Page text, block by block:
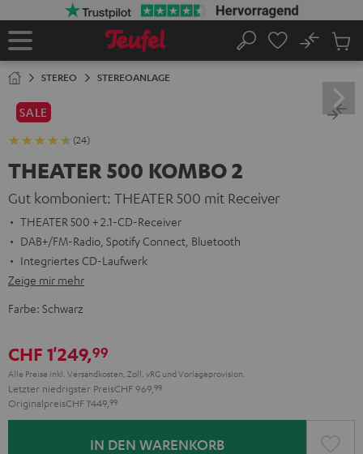
Startseite
Suche
No
STEREO STEREOANLAGE
SALE
(24)
THEATER 500 KOMBO 2
Gut komboniert: THEATER 500 mit Receiver
THEATER 500 + 2.1-CD-Receiver
DAB+/FM-Radio, Spotify Connect, Bluetooth
Integriertes CD-Laufwerk
Zeige mir mehr
Farbe: Schwarz
CHF 1'249,99
Alle Preise inkl. Versandkosten, Zoll, vRG und Vorlageprovision.
Letzter niedrigster PreisCHF 969, 99
OriginalpreisCHF 1'449, 99
IN DEN WARENKORB